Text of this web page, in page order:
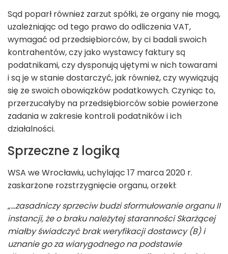
Sąd poparł również zarzut spółki, że organy nie mogą,
uzależniając od tego prawo do odliczenia VAT,
wymagać od przedsiębiorców, by ci badali swoich
kontrahentów, czy jako wystawcy faktury są
podatnikami, czy dysponują ujętymi w nich towarami
i są je w stanie dostarczyć, jak również, czy wywiązują
się ze swoich obowiązków podatkowych. Czyniąc to,
przerzucałyby na przedsiębiorców sobie powierzone
zadania w zakresie kontroli podatników i ich
działalności.
Sprzeczne z logiką
WSA we Wrocławiu, uchylając 17 marca 2020 r.
zaskarżone rozstrzygnięcie organu, orzekł:
„…zasadniczy sprzeciw budzi sformułowanie organu II
instancji, że o braku należytej staranności Skarżącej
miałby świadczyć brak weryfikacji dostawcy (B) i
uznanie go za wiarygodnego na podstawie